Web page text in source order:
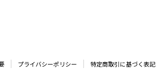
プライバシーポリシー 特定商取引に基づく表記